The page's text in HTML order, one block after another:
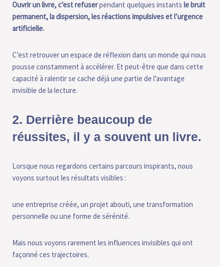
Ouvrir un livre, c’est refuserpendant quelques instants le bruit
permanent, la dispersion, les réactions impulsives et l’urgence
artificielle.
C’est retrouver un espace de réflexion dans un monde qui nous
pousse constamment à accélérer. Et peut-être que dans cette
capacité à ralentir se cache déjà une partie de l’avantage
invisible de la lecture.
2. Derrière beaucoup de réussites,
il y a souvent un livre.
Lorsque nous regardons certains parcours inspirants, nous
voyons surtout les résultats visibles :
une entreprise créée, un projet abouti, une transformation
personnelle ou une forme de sérénité.
Mais nous voyons rarement les influences invisibles qui ont
façonné ces trajectoires.